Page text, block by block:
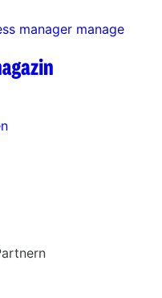
manager manage